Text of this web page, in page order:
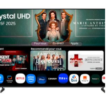
TS-
652NQ
UHD
Smart
TV
TizenOS
WiFi/BTO*2Y